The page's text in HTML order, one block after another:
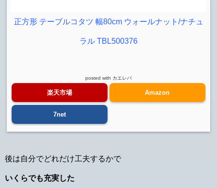
正方形 テーブルコタツ 幅80cm ウォールナット/ナチュ
ラル TBL500376
posted with カエレバ
楽天市場 Amazon
7net
後は自分でどれだけ工夫するかで
いくらでも充実した